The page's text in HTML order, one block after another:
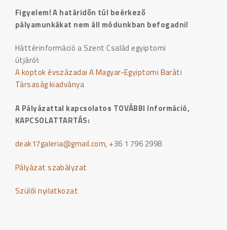
Figyelem! A határidőn túl beérkező
pályamunkákat nem áll módunkban befogadni!
Háttérinformáció a Szent Család egyiptomi
útjáról:
A koptok évszázadai A Magyar-Egyiptomi Baráti
Társaság kiadványa
A Pályázattal kapcsolatos TOVÁBBI Információ,
KAPCSOLATTARTÁS:
deak17galeria@gmail.com, +36 1 796 2998
Pályázat szabályzat
Szülői nyilatkozat